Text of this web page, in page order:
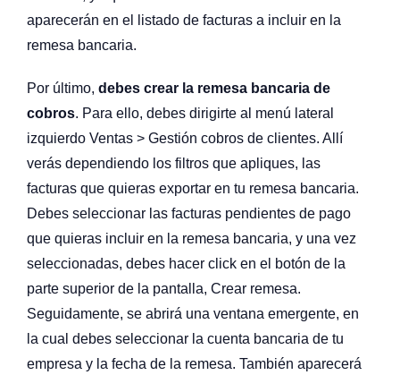
aparecerán en el listado de facturas a incluir en la
remesa bancaria.
Por último, debes crear la remesa bancaria de
cobros. Para ello, debes dirigirte al menú lateral
izquierdo Ventas > Gestión cobros de clientes. Allí
verás dependiendo los filtros que apliques, las
facturas que quieras exportar en tu remesa bancaria.
Debes seleccionar las facturas pendientes de pago
que quieras incluir en la remesa bancaria, y una vez
seleccionadas, debes hacer click en el botón de la
parte superior de la pantalla, Crear remesa.
Seguidamente, se abrirá una ventana emergente, en
la cual debes seleccionar la cuenta bancaria de tu
empresa y la fecha de la remesa. También aparecerá